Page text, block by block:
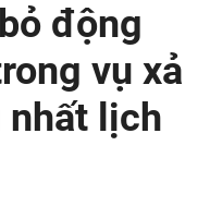
động
vụ xả
nhất lịch